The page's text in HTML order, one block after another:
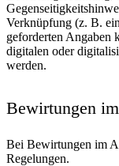
Verknüpfung (z. B.
geforderten Angaben
digitalen oder
werden.
Bewirtungen
Bei Bewirtungen im
Regelungen.